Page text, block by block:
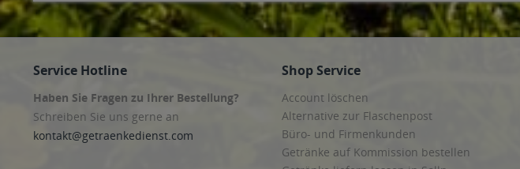
Service Hotline
Haben Sie Fragen zu Ihrer Bestellung?
Schreiben Sie uns gerne an
kontakt@getraenkedienst.com
Shop Service
Account löschen
Alternative zur Flaschenpost
Büro- und Firmenkunden
Getränke auf Kommission bestellen